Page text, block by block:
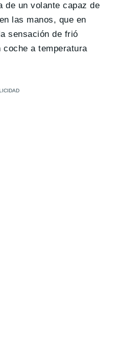
de un volante capaz de
las manos, que en
sensación de frió
coche a temperatura